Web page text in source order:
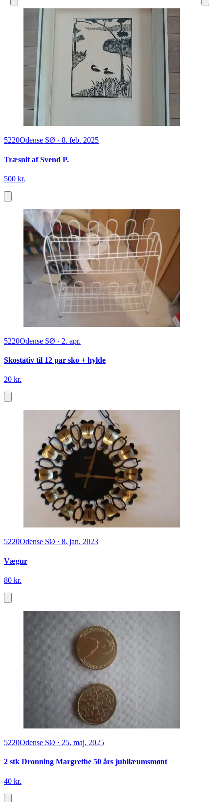
5220Odense SØ · 8. feb. 2025
Træsnit af Svend P.
500 kr.
5220Odense SØ · 2. apr.
Skostativ til 12 par sko + hylde
20 kr.
5220Odense SØ · 8. jan. 2023
Vægur
80 kr.
5220Odense SØ · 25. maj. 2025
2 stk Dronning Margrethe 50 års jubilæumsmønt
40 kr.